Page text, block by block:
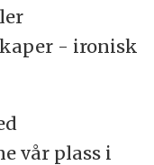
- ironisk
vår plass i